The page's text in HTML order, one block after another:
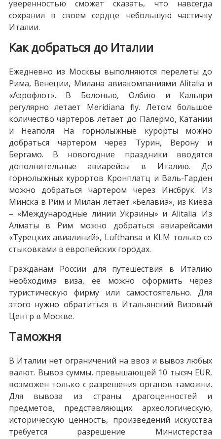
уверенностью сможет сказать, что навсегда
сохранил в своем сердце небольшую частичку
Италии.
Как добраться до Италии
Ежедневно из Москвы выполняются перелеты до
Рима, Венеции, Милана авиакомпаниями Alitalia и
«Аэрофлот». В Болонью, Олбию и Кальяри
регулярно летает Meridiana fly. Летом большое
количество чартеров летает до Палермо, Катании
и Неаполя. На горнолыжные курорты можно
добраться чартером через Турин, Верону и
Бергамо. В новогодние праздники вводятся
дополнительные авиарейсы в Италию. До
горнолыжных курортов Кронплатц и Валь-Гарден
можно добраться чартером через Инсбрук. Из
Минска в Рим и Милан летает «Белавиа», из Киева
– «Международные линии Украины» и Alitalia. Из
Алматы в Рим можно добраться авиарейсами
«Турецких авиалиний», Lufthansa и KLM только со
стыковками в европейских городах.
Гражданам России для путешествия в Италию
необходима виза, ее можно оформить через
туристическую фирму или самостоятельно. Для
этого нужно обратиться в Итальянский Визовый
Центр в Москве.
Таможня
В Италии нет ограничений на ввоз и вывоз любых
валют. Вывоз суммы, превышающей 10 тысяч EUR,
возможен только с разрешения органов таможни.
Для вывоза из страны драгоценностей и
предметов, представляющих археологическую,
историческую ценность, произведений искусства
требуется разрешение Министерства